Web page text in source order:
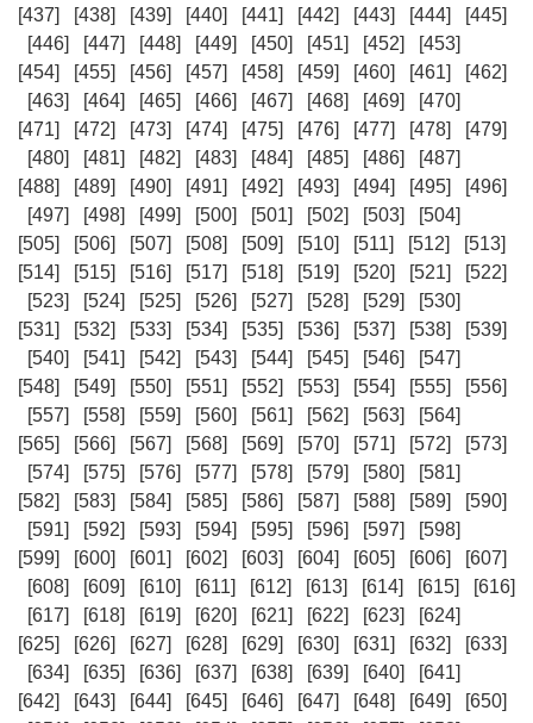
[437]
[438] [439] [440] [441] [442] [443] [444]
[445]
[446]
[447] [448] [449] [450] [451] [452]
[453]
[454]
[455] [456] [457] [458] [459] [460] [461]
[462]
[463]
[464] [465] [466] [467] [468] [469]
[470]
[471]
[472] [473] [474] [475] [476] [477] [478]
[479]
[480]
[481] [482] [483] [484] [485] [486]
[487]
[488]
[489] [490] [491] [492] [493] [494] [495]
[496]
[497]
[498] [499] [500] [501] [502] [503]
[504]
[505]
[506] [507] [508] [509] [510] [511] [512]
[513]
[514]
[515] [516] [517] [518] [519] [520] [521]
[522]
[523]
[524] [525] [526] [527] [528] [529]
[530]
[531]
[532] [533] [534] [535] [536] [537] [538]
[539]
[540]
[541] [542] [543] [544] [545] [546]
[547]
[548]
[549] [550] [551] [552] [553] [554] [555]
[556]
[557]
[558] [559] [560] [561] [562] [563]
[564]
[565]
[566] [567] [568] [569] [570] [571] [572]
[573]
[574]
[575] [576] [577] [578] [579] [580]
[581]
[582]
[583] [584] [585] [586] [587] [588] [589]
[590]
[591]
[592] [593] [594] [595] [596] [597]
[598]
[599]
[600] [601] [602] [603] [604] [605] [606]
[607]
[608]
[609] [610] [611] [612] [613] [614] [615]
[616]
[617]
[618] [619] [620] [621] [622] [623]
[624]
[625]
[626] [627] [628] [629] [630] [631] [632]
[633]
[634]
[635] [636] [637] [638] [639] [640]
[641]
[642]
[643] [644] [645] [646] [647] [648] [649]
[650]